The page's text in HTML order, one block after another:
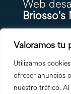
Valoramos tu
Utilizamos
ofrecer anuncios
nuestro tráfico.
Web
Briosso's